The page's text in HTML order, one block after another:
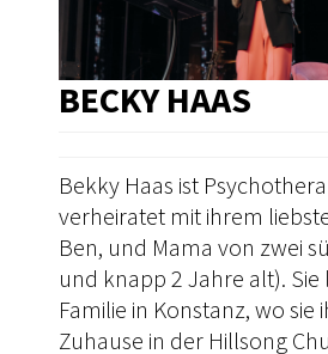
BECKY HAAS
Bekky Haas ist
verheiratet mit ihrem
Ben, und Mama von zwei
und knapp 2 Jahre alt).
Familie in Konstanz, wo sie
Zuhause in der Hillsong